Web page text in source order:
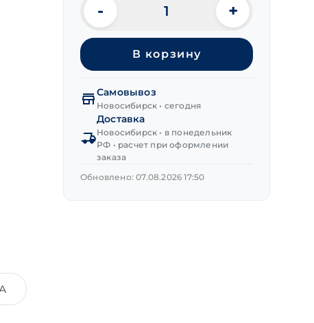
Количество
товара
Лезвие
сегментированное
18 мм
сегм.,
10шт
- +
В корзину
Самовывоз
Новосибирск • сегодня
Доставка
Новосибирск • в понедельник
РФ • расчет при оформлении
заказа
Обновлено: 07.08.2026 17:50